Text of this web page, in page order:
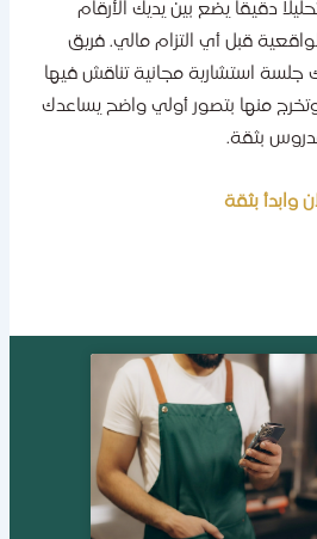
يضع بين يديك الأرقام
قبل أي التزام مالي. فريق
استشارية مجانية تناقش فيها
منها بتصور أولي واضح يساعدك
بثقة.
بثقة